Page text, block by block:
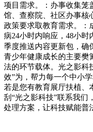
项目需求。：办事收集笼
馆、查察院、社区办事核
政策要求取教育需求。：
病24小时内响应，48小
季度推送内容更新包，确
青少年健康成长的主要樊
法的环节载体。光之影科
效”为，帮力每一个中小
若是您有教育展厅扶植、
刮“光之影科技”联系我们
处理方案，让科技赋能普